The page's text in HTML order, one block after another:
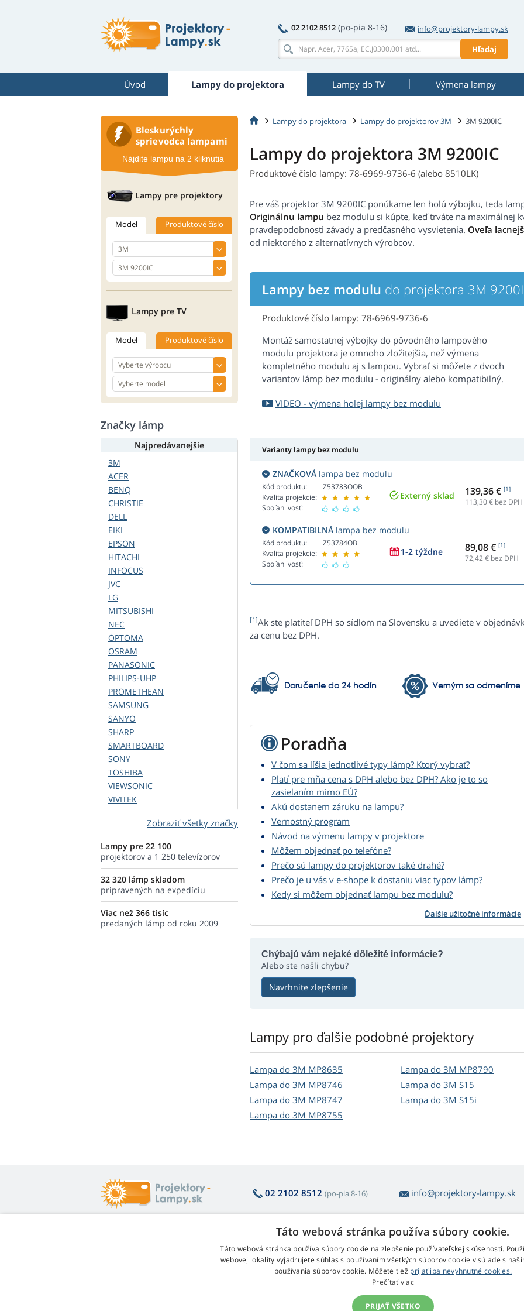
02 2102 8512 (po-pia 8-16)
info@projektory-lampy.sk
Hľadaj
Úvod Lampy do projektora Lampy do TV Výmena lampy
Lampy do projektora Lampy do projektorov 3M 3M 9200IC
Lampy do projektora 3M 9200IC
Produktové číslo lampy: 78-6969-9736-6 (alebo 8510LK)
Pre váš projektor 3M 9200IC ponúkame len holú výbojku, teda
Originálnu lampu bez modulu si kúpte, keď trváte na maximálnej
pravdepodobnosti závady a predčasného vysvietenia. Oveľa
od niektorého z alternatívnych výrobcov.
Lampy bez modulu do projektora 3M
Produktové číslo lampy: 78-6969-9736-6
Montáž samostatnej výbojky do pôvodného lampového
modulu projektora je omnoho zložitejšia, než výmena
kompletného modulu aj s lampou. Vybrať si môžete z dvoch
variantov lámp bez modulu - originálny alebo kompatibilný.
VIDEO - výmena holej lampy bez modulu
Varianty lampy bez modulu
ZNAČKOVÁ lampa bez modulu
Kód produktu:
Kvalita projekcie:
Spoľahlivosť:
Z53783OOB
Externý sklad 139,36 € [1]
113,30€ bez DPH
KOMPATIBILNÁ lampa bez modulu
Kód produktu:
Kvalita projekcie:
Spoľahlivosť:
Z53784OB
1-2 týždne 89,08 € [1]
72,42€ bez DPH
[1]Ak ste platiteľ DPH so sídlom na Slovensku a uvediete v
za cenu bez DPH.
Doručenie do 24 hodín Verným sa odmeníme
Poradňa
V čom sa líšia jednotlivé typy lámp? Ktorý vybrať?
Platí pre mňa cena s DPH alebo bez DPH? Ako je to so
zasielaním mimo EÚ?
Akú dostanem záruku na lampu?
Vernostný program
Návod na výmenu lampy v projektore
Môžem objednať po telefóne?
Prečo sú lampy do projektorov také drahé?
Prečo je u vás v e-shope k dostaniu viac typov lámp?
Kedy si môžem objednať lampu bez modulu?
Ďalšie užitočné informácie
Chýbajú vám nejaké dôležité informácie?
Alebo ste našli chybu?
Navrhnite zlepšenie
Lampy pro ďalšie podobné projektory
Lampa do 3M MP8635
Lampa do 3M MP8746
Lampa do 3M MP8747
Lampa do 3M MP8755
Lampa do 3M MP8790
Lampa do 3M S15
Lampa do 3M S15i
Bleskurýchly
sprievodca lampami
Nájdite lampu na 2 kliknutia
Lampy pre projektory
Model Produktové číslo
Lampy pre TV
Model Produktové číslo
Značky lámp
Najpredávanejšie
3M
ACER
BENQ
CHRISTIE
DELL
EIKI
EPSON
HITACHI
INFOCUS
JVC
LG
MITSUBISHI
NEC
OPTOMA
OSRAM
PANASONIC
PHILIPS-UHP
PROMETHEAN
SAMSUNG
SANYO
SHARP
SMARTBOARD
SONY
TOSHIBA
VIEWSONIC
VIVITEK
Zobraziť všetky značky
Lampy pre 22 100
projektorov a 1 250 televízorov
32 320 lámp skladom
pripravených na expedíciu
Viac než 366 tisíc
predaných lámp od roku 2009
02 2102 8512 (po-pia 8-16) info@projektory-lampy.sk
O nákupe lámp
Vrátenie a reklamácia
Jednoduché vrátenie tovaru
Web Retail s.r.o.
Kontakt
Spracovanie osobných údajov
Táto webová stránka používa súbory cookie.
Táto webová stránka používa súbory cookie na zlepšenie používateľskej skúsenosti.
webovej lokality vyjadrujete súhlas s používaním všetkých súborov cookie v súlade s
používania súborov cookie. Môžete tiež prijať iba nevyhnutné cookies.
Prečítať viac
PRIJAŤ VŠETKO